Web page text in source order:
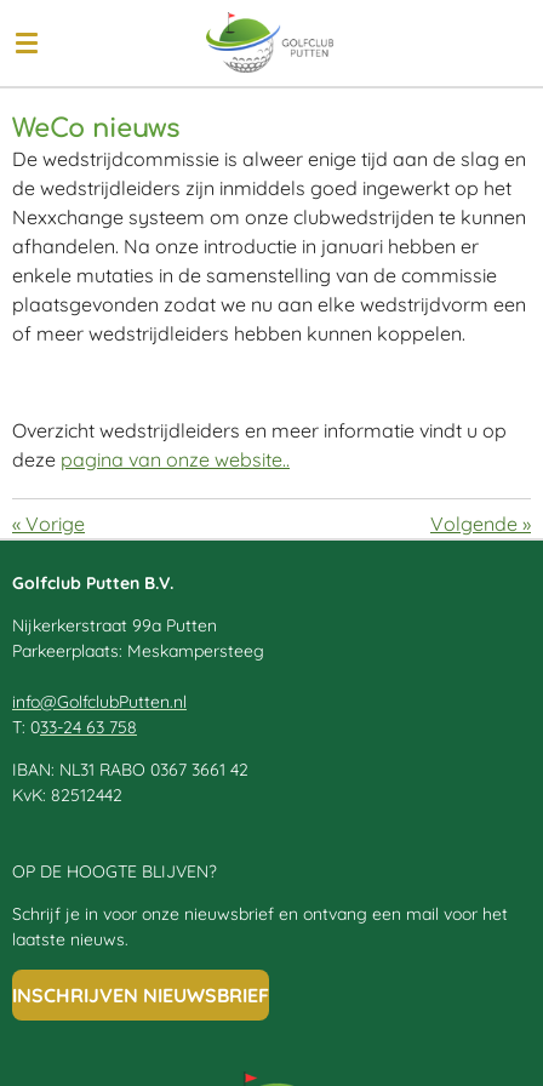
direct
naar
de
hoofdinhoud
WeCo nieuws
De wedstrijdcommissie is alweer enige tijd aan de slag en
de wedstrijdleiders zijn inmiddels goed ingewerkt op het
Nexxchange systeem om onze clubwedstrijden te kunnen
afhandelen. Na onze introductie in januari hebben er
enkele mutaties in de samenstelling van de commissie
plaatsgevonden zodat we nu aan elke wedstrijdvorm een
of meer wedstrijdleiders hebben kunnen koppelen.
Overzicht wedstrijdleiders en meer informatie vindt u op
deze pagina van onze website..
« Vorige Volgende »
Golfclub Putten B.V.
Nijkerkerstraat 99a Putten
Parkeerplaats: Meskampersteeg
info@GolfclubPutten.nl
T: 033-24 63 758
IBAN: NL31 RABO 0367 3661 42
KvK: 82512442
OP DE HOOGTE BLIJVEN?
Schrijf je in voor onze nieuwsbrief en ontvang een mail voor het
laatste nieuws.
INSCHRIJVEN NIEUWSBRIEF